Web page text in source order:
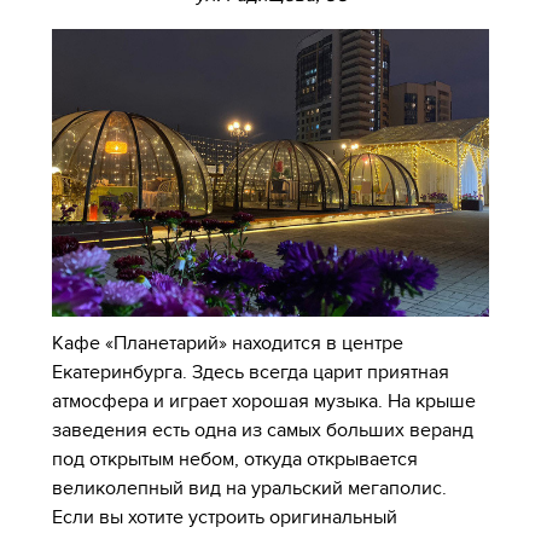
Кафе «Планетарий» находится в центре
Екатеринбурга. Здесь всегда царит приятная
атмосфера и играет хорошая музыка. На крыше
заведения есть одна из самых больших веранд
под открытым небом, откуда открывается
великолепный вид на уральский мегаполис.
Если вы хотите устроить оригинальный